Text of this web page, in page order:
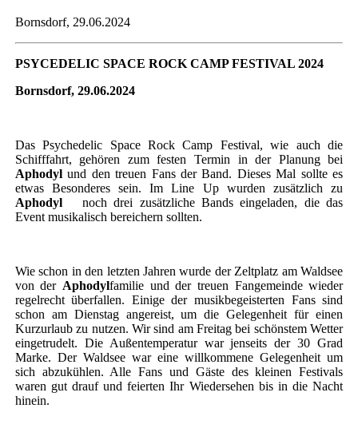
Bornsdorf, 29.06.2024
PSYCEDELIC SPACE ROCK CAMP FESTIVAL 2024
Bornsdorf, 29.06.2024
Das Psychedelic Space Rock Camp Festival, wie auch die
Schifffahrt, gehören zum festen Termin in der Planung bei
Aphodylund den treuen Fans der Band. Dieses Mal sollte es
etwas Besonderes sein. Im Line Up wurden zusätzlich zu
Aphodylnoch drei zusätzliche Bands eingeladen, die das
Event musikalisch bereichern sollten.
Wie schon in den letzten Jahren wurde der Zeltplatz am Waldsee
von der Aphodylfamilie und der treuen Fangemeinde wieder
regelrecht überfallen. Einige der musikbegeisterten Fans sind
schon am Dienstag angereist, um die Gelegenheit für einen
Kurzurlaub zu nutzen. Wir sind am Freitag bei schönstem Wetter
eingetrudelt. Die Außentemperatur war jenseits der 30 Grad
Marke. Der Waldsee war eine willkommene Gelegenheit um
sich abzukühlen. Alle Fans und Gäste des kleinen Festivals
waren gut drauf und feierten Ihr Wiedersehen bis in die Nacht
hinein.